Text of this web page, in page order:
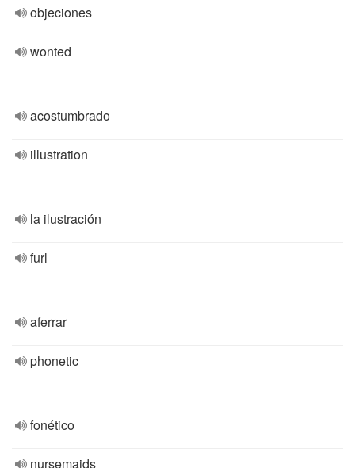
objeciones
wonted
acostumbrado
illustration
la ilustración
furl
aferrar
phonetic
fonético
nursemaids